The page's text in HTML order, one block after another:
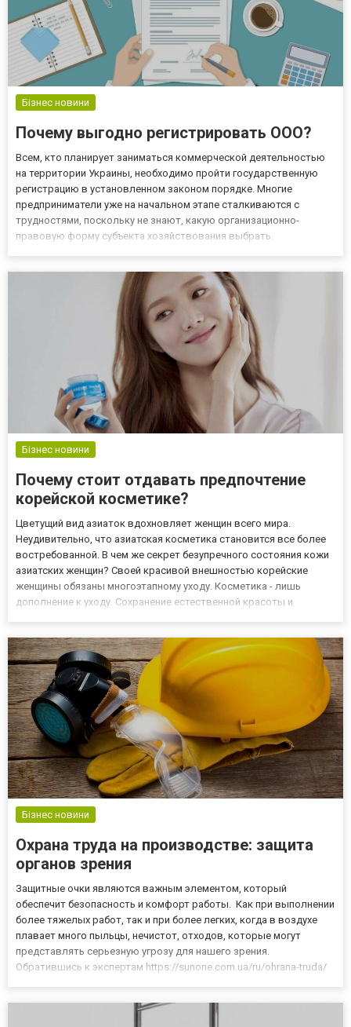
Бізнес новини
Почему выгодно регистрировать ООО?
Всем, кто планирует заниматься коммерческой деятельностью
на территории Украины, необходимо пройти государственную
регистрацию в установленном законом порядке. Многие
предприниматели уже на начальном этапе сталкиваются с
трудностями, поскольку не знают, какую организационно-
правовую форму субъекта хозяйствования выбрать.
ответственностью. Почему выгодно от...
Бізнес новини
Почему стоит отдавать предпочтение
корейской косметике?
Цветущий вид азиаток вдохновляет женщин всего мира.
Неудивительно, что азиатская косметика становится все более
востребованной. В чем же секрет безупречного состояния кожи
азиатских женщин? Своей красивой внешностью корейские
женщины обязаны многоэтапному уходу. Косметика - лишь
дополнение к уходу. Сохранение естественной красоты и
ритуал....
Бізнес новини
Охрана труда на производстве: защита
органов зрения
Защитные очки являются важным элементом, который
обеспечит безопасность и комфорт работы. Как при выполнении
более тяжелых работ, так и при более легких, когда в воздухе
плавает много пыльцы, нечистот, отходов, которые могут
представлять серьезную угрозу для нашего зрения.
Обратившись к экспертам https://sunone.com.ua/ru/ohrana-truda/